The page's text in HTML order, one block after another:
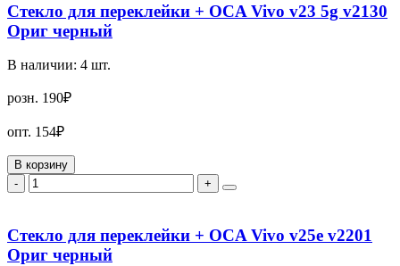
Стекло для переклейки + OCA Vivo v23 5g v2130
Ориг черный
В наличии: 4 шт.
розн. 190₽
опт. 154₽
В корзину
-
+
Стекло для переклейки + OCA Vivo v25e v2201
Ориг черный